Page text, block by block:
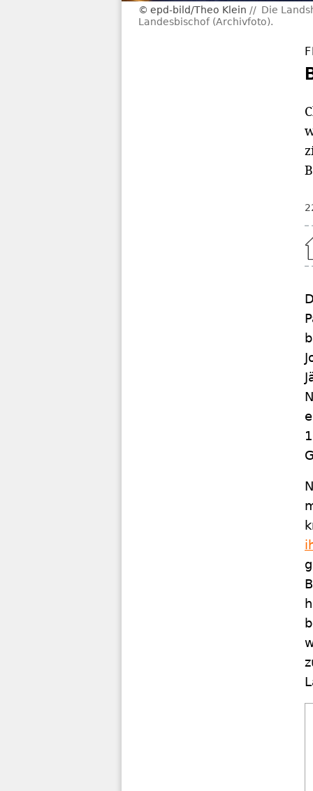
epd-bild/Theo Klein
Die
Landesbischof (Archivfoto).